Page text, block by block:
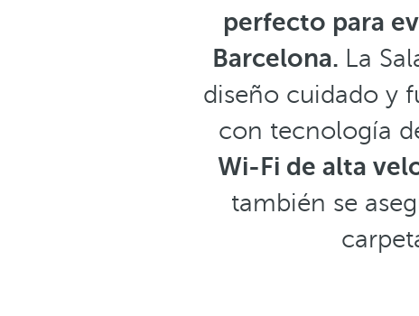
perfecto para
Barcelona. La
diseño cuidado y
con tecnología
Wi-Fi de alta
también se